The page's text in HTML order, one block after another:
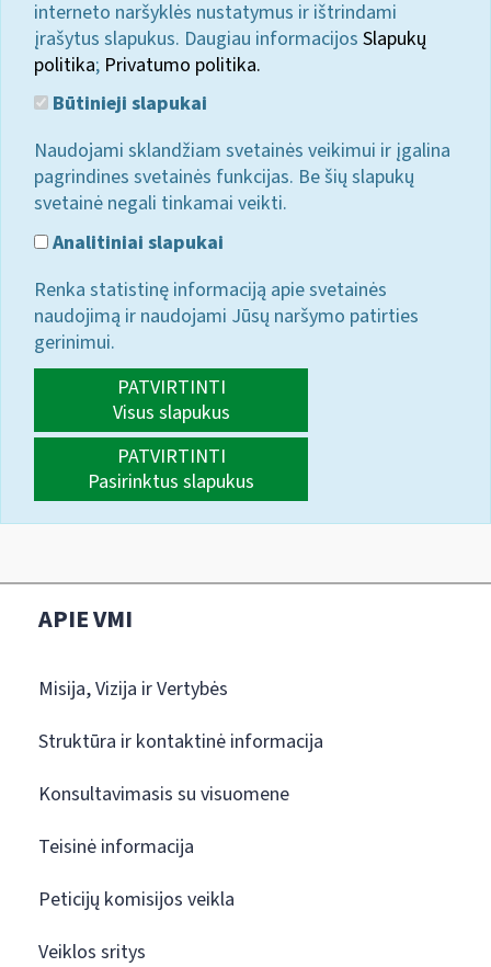
interneto naršyklės nustatymus ir ištrindami
įrašytus slapukus. Daugiau informacijos Slapukų
politika; Privatumo politika.
Būtinieji slapukai
Naudojami sklandžiam svetainės veikimui ir įgalina
pagrindines svetainės funkcijas. Be šių slapukų
svetainė negali tinkamai veikti.
Analitiniai slapukai
Renka statistinę informaciją apie svetainės
naudojimą ir naudojami Jūsų naršymo patirties
gerinimui.
PATVIRTINTI
Visus slapukus
PATVIRTINTI
Pasirinktus slapukus
APIE VMI
Misija, Vizija ir Vertybės
Struktūra ir kontaktinė informacija
Konsultavimasis su visuomene
Teisinė informacija
Peticijų komisijos veikla
Veiklos sritys